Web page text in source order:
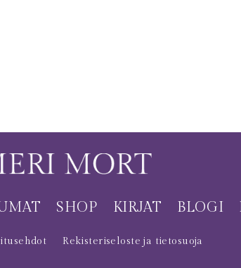
SHOP KIRJAT BLOGI
Rekisteriseloste ja tietosuoja